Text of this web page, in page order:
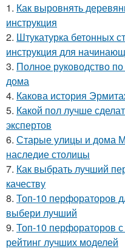
1. Как выровнять
инструкция
2. Штукатурка бетонных
инструкция для
3. Полное руководство
дома
4. Какова история
5. Какой пол лучше
экспертов
6. Старые улицы и дома
наследие столицы
7. Как выбрать лучший
качеству
8. Топ-10 перфораторов
выбери лучший
9. Топ-10 перфораторов
рейтинг лучших моделей